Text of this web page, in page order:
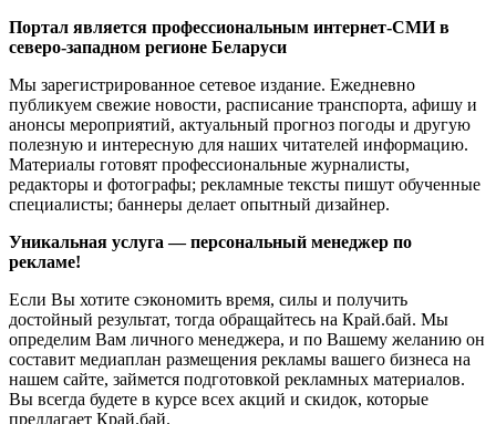
Портал является профессиональным интернет-СМИ в
северо-западном регионе Беларуси
Мы зарегистрированное сетевое издание. Ежедневно
публикуем свежие новости, расписание транспорта, афишу и
анонсы мероприятий, актуальный прогноз погоды и другую
полезную и интересную для наших читателей информацию.
Материалы готовят профессиональные журналисты,
редакторы и фотографы; рекламные тексты пишут обученные
специалисты; баннеры делает опытный дизайнер.
Уникальная услуга — персональный менеджер по
рекламе!
Если Вы хотите сэкономить время, силы и получить
достойный результат, тогда обращайтесь на Край.бай. Мы
определим Вам личного менеджера, и по Вашему желанию он
составит медиаплан размещения рекламы вашего бизнеса на
нашем сайте, займется подготовкой рекламных материалов.
Вы всегда будете в курсе всех акций и скидок, которые
предлагает Край.бай.